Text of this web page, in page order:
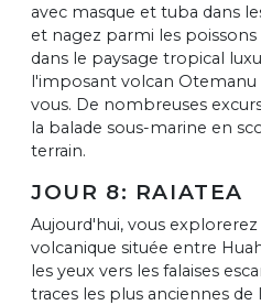
avec masque et tuba dans
et nagez parmi les
dans le paysage tropical
l'imposant volcan Otemanu
vous. De nombreuses
la balade sous-marine en
terrain.
JOUR 8: RAIATEA
Aujourd'hui, vous explorerez
volcanique située entre
les yeux vers les falaises
traces les plus anciennes